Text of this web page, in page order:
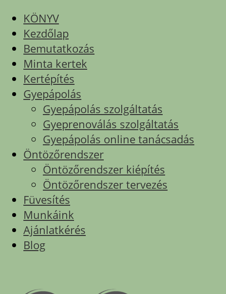
KÖNYV
Kezdőlap
Bemutatkozás
Minta kertek
Kertépítés
Gyepápolás
Gyepápolás szolgáltatás
Gyeprenoválás szolgáltatás
Gyepápolás online tanácsadás
Öntözőrendszer
Öntözőrendszer kiépítés
Öntözőrendszer tervezés
Füvesítés
Munkáink
Ajánlatkérés
Blog